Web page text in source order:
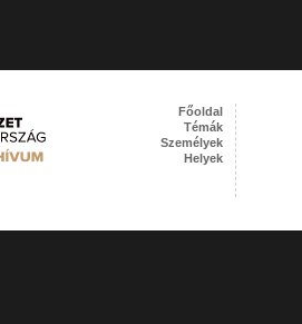
Főoldal
Témák
Személyek
Helyek